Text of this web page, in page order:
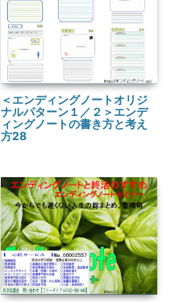
＜エンディングノートオリジ
ナルパターン１／２＞エンデ
ィングノートの書き方と考え
方28